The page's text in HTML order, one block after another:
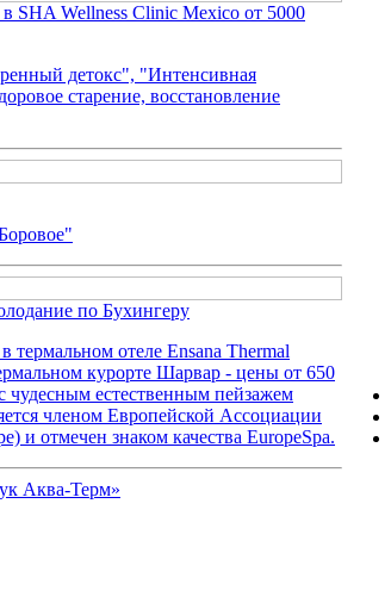
SHA Wellness Clinic Mexico от 5000
детокс", "Интенсивная
старение, восстановление
по Бухингеру
отеле Ensana Thermal
курорте Шарвар - цены от 650
чудесным естественным пейзажем
членом Европейской Ассоциации
и отмечен знаком качества EuropeSpa.
Аква-Терм»